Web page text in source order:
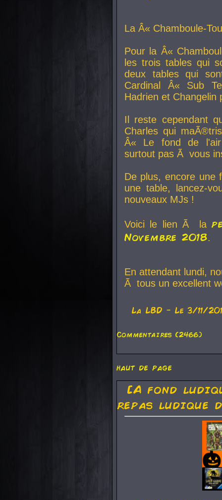
La Â« Chamboule-
Pour la Â«
les trois tables qui
deux tables qui
Cardinal
Â« Sub
Hadrien et Changelin
Il reste cependant
Charles qui
Â« Le fond de
surtout pas Ã vous
De plus, encore une
une table, lancez-
nouveaux MJs !
Voici le lien Ã la
Novembre 2018.
En attendant lundi,
Ã tous un excellent
La LBD - Le 3/11/
Commentaires (2466)
haut de page
[A fond
repas ludique